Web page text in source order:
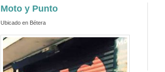
Moto y Punto
Ubicado en Bétera